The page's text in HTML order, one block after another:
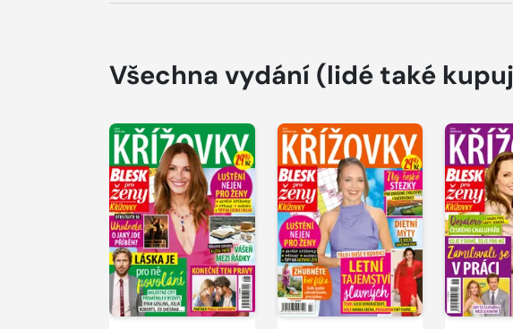
Všechna vydání (lidé také